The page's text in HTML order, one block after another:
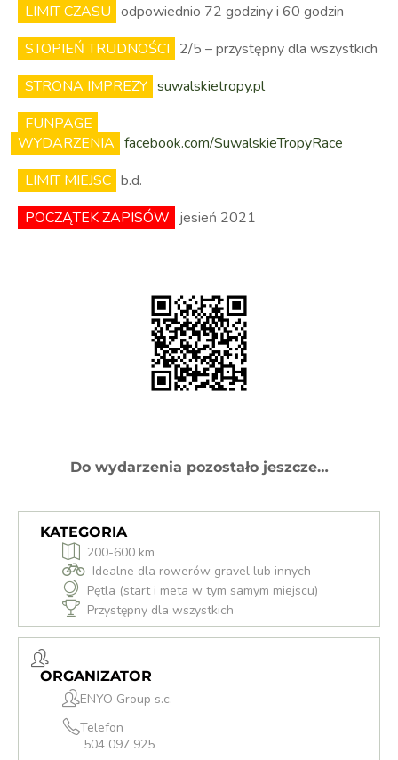
LIMIT CZASU odpowiednio 72 godziny i 60 godzin
STOPIEŃ TRUDNOŚCI 2/5 – przystępny dla wszystkich
STRONA IMPREZY suwalskietropy.pl
FUNPAGE
WYDARZENIA facebook.com/SuwalskieTropyRace
LIMIT MIEJSC b.d.
POCZĄTEK ZAPISÓW jesień 2021
Do wydarzenia pozostało jeszcze…
KATEGORIA
200-600 km
Idealne dla rowerów gravel lub innych
Pętla (start i meta w tym samym miejscu)
Przystępny dla wszystkich
ORGANIZATOR
ENYO Group s.c.
Telefon
504 097 925